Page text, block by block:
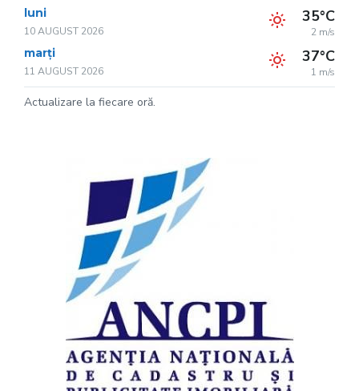
luni
10 AUGUST 2026
35°C
2 m/s
marți
11 AUGUST 2026
37°C
1 m/s
Actualizare la fiecare oră.